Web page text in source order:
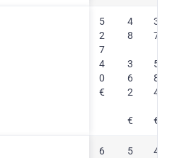
5
2
7
4
0
€
4
8
3
6
2
€
3
7
5
8
4
€
6
5
4